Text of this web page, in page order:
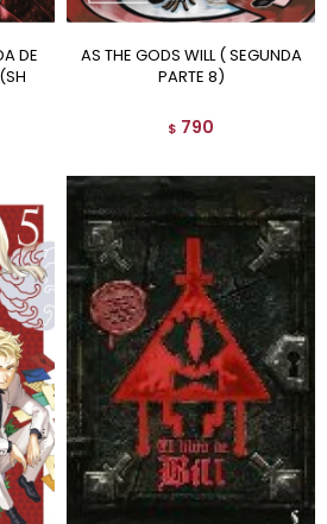
AS THE GODS WILL ( SEGUNDA
PARTE 8)
$ 790